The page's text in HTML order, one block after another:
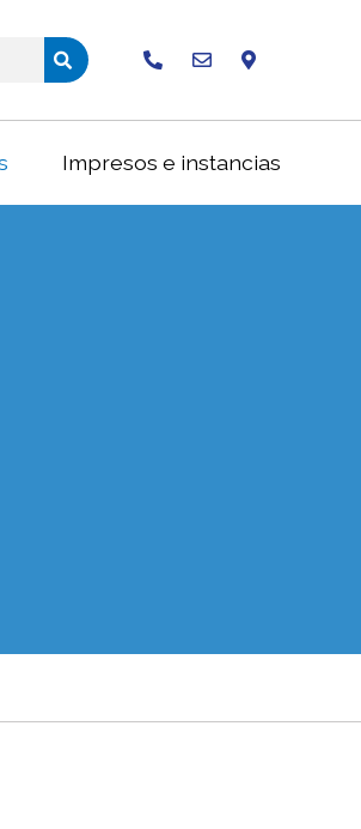
Impresos e instancias